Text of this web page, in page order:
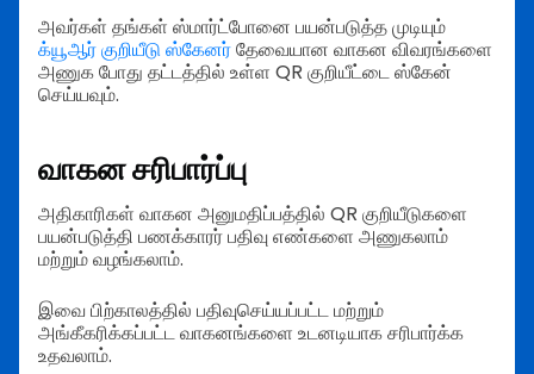
அவர்கள் தங்கள் ஸ்மார்ட்போனை பயன்படுத்த முடியும்
க்யூஆர் குறியீடு ஸ்கேனர்தேவையான வாகன விவரங்களை
அணுக போது தட்டத்தில் உள்ள QR குறியீட்டை ஸ்கேன்
செய்யவும்.
வாகன சரிபார்ப்பு
அதிகாரிகள் வாகன அனுமதிப்பத்தில் QR குறியீடுகளை
பயன்படுத்தி பணக்காரர் பதிவு எண்களை அணுகலாம்
மற்றும் வழங்கலாம்.
இவை பிற்காலத்தில் பதிவுசெய்யப்பட்ட மற்றும்
அங்கீகரிக்கப்பட்ட வாகனங்களை உடனடியாக சரிபார்க்க
உதவலாம்.